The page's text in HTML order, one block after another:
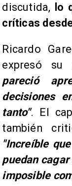
discutida, lo
críticas
Ricardo
expresó su
pareció
decisiones
tanto". El
también
"Increíble
puedan
imposible